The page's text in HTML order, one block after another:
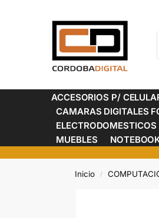
ACCESORIOS P/
CAMARAS DIGITALES
ELECTRODOMESTICOS
MUEBLES
Inicio /